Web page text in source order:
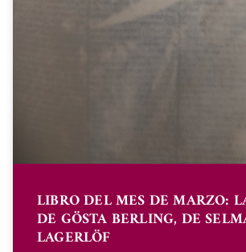
LIBRO DEL MES DE MARZO:
DE GÖSTA BERLING, DE
LAGERLÖF